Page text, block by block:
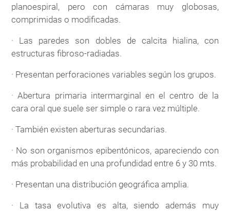
planoespiral, pero con cámaras muy globosas,
comprimidas o modificadas.
· Las paredes son dobles de calcita hialina, con
estructuras fibroso-radiadas.
· Presentan perforaciones variables según los grupos.
· Abertura primaria intermarginal en el centro de la
cara oral que suele ser simple o rara vez múltiple.
· También existen aberturas secundarias.
· No son organismos epibentónicos, apareciendo con
más probabilidad en una profundidad entre 6 y 30 mts.
· Presentan una distribución geográfica amplia.
· La tasa evolutiva es alta, siendo además muy